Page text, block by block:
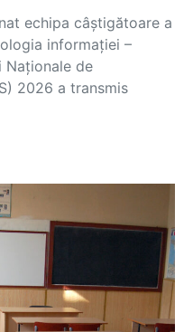
echipa câștigătoare a
informației –
Naționale de
2026 a transmis